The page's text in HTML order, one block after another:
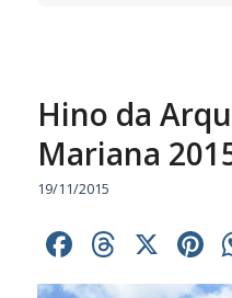
Hino da
Mariana
19/11/2015
Facebook
X